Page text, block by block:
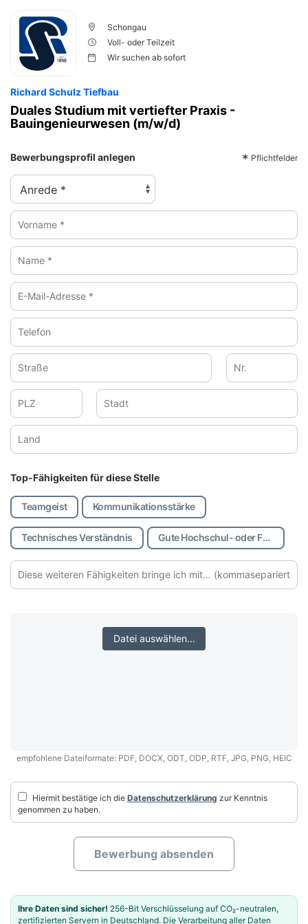
Schongau
Voll- oder Teilzeit
Wir suchen ab sofort
Richard Schulz Tiefbau
Duales Studium mit vertiefter Praxis -
Bauingenieurwesen (m/w/d)
Bewerbungsprofil anlegen * Pflichtfelder
Vorname
*
Name
*
E-
Mail-
Adresse
Telefon
Straße
Haussnummer
Postleitzahl
Stadt
Land
Top-Fähigkeiten für diese Stelle
Teamgeist Kommunikationsstärke
Technisches Verständnis Gute Hochschul- oder Fachhochschulreife
Datei auswählen...
empfohlene Dateiformate: PDF, DOCX, ODT, ODP, RTF, JPG, PNG, HEIC
Hiermit bestätige ich die Datenschutzerklärung zur Kenntnis
genommen zu haben.
Bewerbung absenden
Ihre Daten sind sicher! 256-Bit Verschlüsselung auf CO₂-neutralen,
zertifizierten Servern in Deutschland. Die Verarbeitung aller Daten